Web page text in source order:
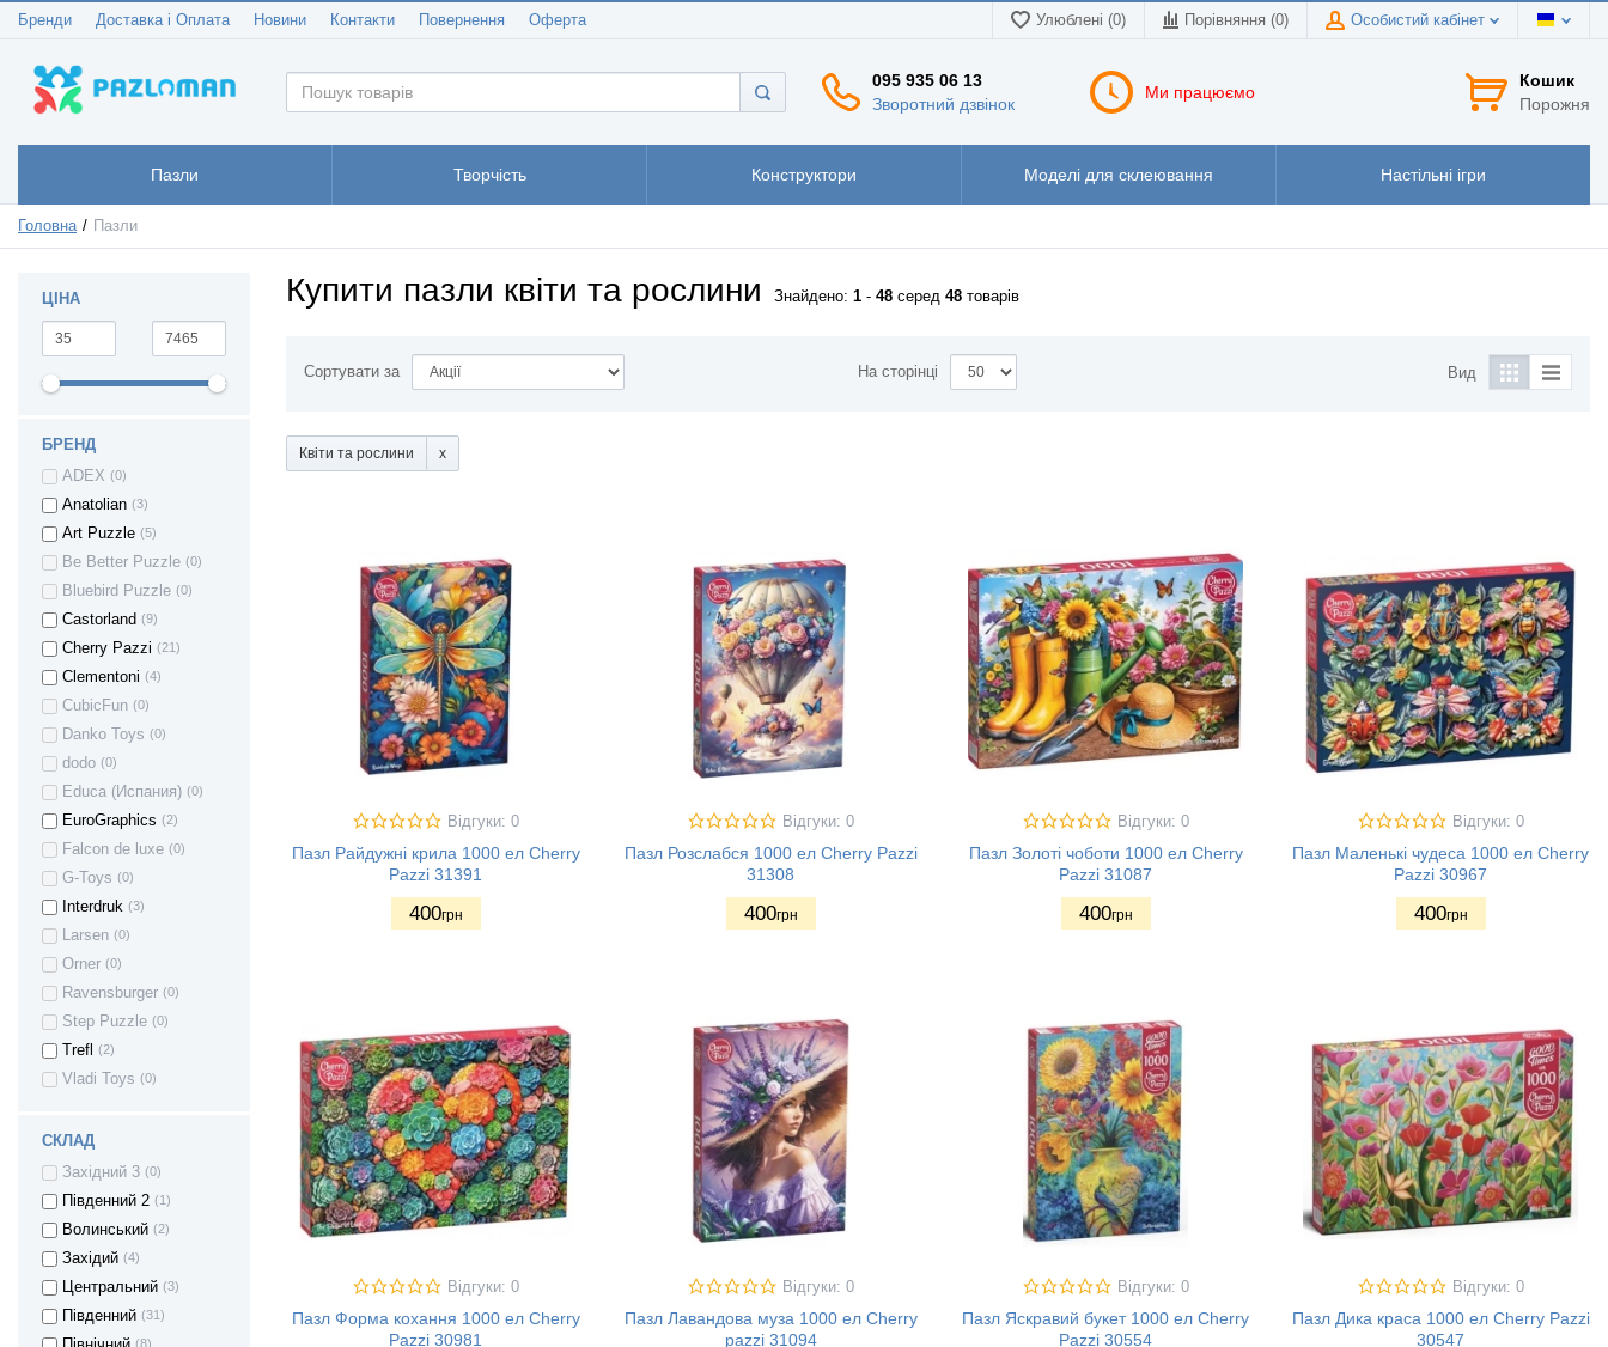
Бренди Доставка і Оплата Новини Контакти Повернення Оферта Улюблені (0) Порівняння (0) Особистий кабінет
095 935 06 13
Зворотний дзвінок
Ми працюємо
Кошик
Порожня
Пазли Творчість Конструктори Моделі для склеювання Настільні ігри
Головна Пазли
ЦІНА
БРЕНД
ADEX (0)
Anatolian (3)
Art Puzzle (5)
Be Better Puzzle (0)
Bluebird Puzzle (0)
Castorland (9)
Cherry Pazzi (21)
Clementoni (4)
CubicFun (0)
Danko Toys (0)
dodo (0)
Educa (Испания) (0)
EuroGraphics (2)
Falcon de luxe (0)
G-Toys (0)
Interdruk (3)
Larsen (0)
Orner (0)
Ravensburger (0)
Step Puzzle (0)
Trefl (2)
Vladi Toys (0)
СКЛАД
Західний 3 (0)
Південний 2 (1)
Волинський (2)
Західий (4)
Центральний (3)
Південний (31)
(8)
Купити пазли квіти та рослини Знайдено: 1 - 48 серед 48 товарів
Сортувати за На сторінці Вид
Квіти та рослини
Відгуки: 0
Пазл Райдужні крила 1000 ел Cherry
Pazzi 31391
400грн
Відгуки: 0
Пазл Розслабся 1000 ел Cherry Pazzi
31308
400грн
Відгуки: 0
Пазл Золоті чоботи 1000 ел Cherry
Pazzi 31087
400грн
Відгуки: 0
Пазл Маленькі чудеса 1000 ел Cherry
Pazzi 30967
400грн
Відгуки: 0
Пазл Форма кохання 1000 ел Cherry
Pazzi 30981
Відгуки: 0
Пазл Лавандова муза 1000 ел Cherry
pazzi 31094
Відгуки: 0
Пазл Яскравий букет 1000 ел Cherry
Pazzi 30554
Відгуки: 0
Пазл Дика краса 1000 ел Cherry Pazzi
30547